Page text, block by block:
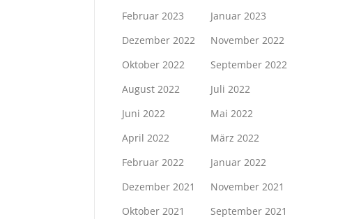
Februar 2023
Januar 2023
Dezember 2022
November 2022
Oktober 2022
September 2022
August 2022
Juli 2022
Juni 2022
Mai 2022
April 2022
März 2022
Februar 2022
Januar 2022
Dezember 2021
November 2021
Oktober 2021
September 2021